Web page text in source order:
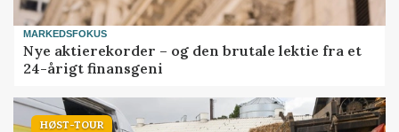
MARKEDSFOKUS
Nye aktierekorder – og den brutale lektie fra et
24-årigt finansgeni
HØST-TOUR